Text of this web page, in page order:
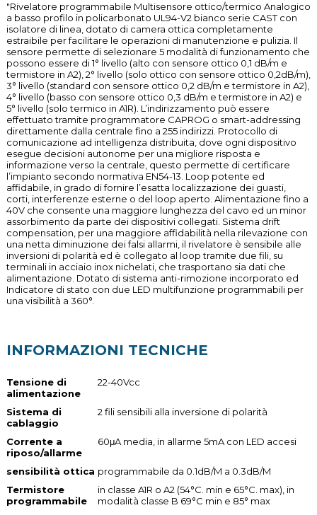
"Rivelatore programmabile Multisensore ottico/termico Analogico
a basso profilo in policarbonato UL94-V2 bianco serie CAST con
isolatore di linea, dotato di camera ottica completamente
estraibile per facilitare le operazioni di manutenzione e pulizia. Il
sensore permette di selezionare 5 modalità di funzionamento che
possono essere di 1° livello (alto con sensore ottico 0,1 dB/m e
termistore in A2), 2° livello (solo ottico con sensore ottico 0,2dB/m),
3° livello (standard con sensore ottico 0,2 dB/m e termistore in A2),
4° livello (basso con sensore ottico 0,3 dB/m e termistore in A2) e
5° livello (solo termico in A1R). L’indirizzamento può essere
effettuato tramite programmatore CAPROG o smart-addressing
direttamente dalla centrale fino a 255 indirizzi. Protocollo di
comunicazione ad intelligenza distribuita, dove ogni dispositivo
esegue decisioni autonome per una migliore risposta e
informazione verso la centrale, questo permette di certificare
l’impianto secondo normativa EN54-13. Loop potente ed
affidabile, in grado di fornire l’esatta localizzazione dei guasti,
corti, interferenze esterne o del loop aperto. Alimentazione fino a
40V che consente una maggiore lunghezza del cavo ed un minor
assorbimento da parte dei dispositivi collegati. Sistema drift
compensation, per una maggiore affidabilità nella rilevazione con
una netta diminuzione dei falsi allarmi, il rivelatore è sensibile alle
inversioni di polarità ed è collegato al loop tramite due fili, su
terminali in acciaio inox nichelati, che trasportano sia dati che
alimentazione. Dotato di sistema anti-rimozione incorporato ed
Indicatore di stato con due LED multifunzione programmabili per
una visibilità a 360°.
INFORMAZIONI TECNICHE
Tensione di
alimentazione
22-40Vcc
Sistema di
cablaggio
2 fili sensibili alla inversione di polarità
Corrente a
riposo/allarme
60μA media, in allarme 5mA con LED accesi
sensibilità ottica programmabile da 0.1dB/M a 0.3dB/M
Termistore
programmabile
in classe A1R o A2 (54°C. min e 65°C. max), in
modalità classe B 69°C min e 85° max